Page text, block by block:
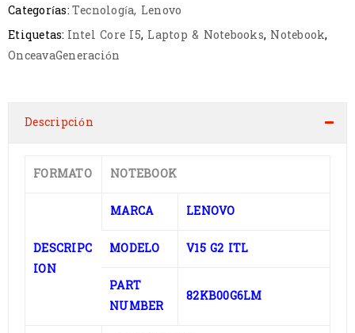
Categorías:Tecnología, Lenovo
Etiquetas: Intel Core I5, Laptop & Notebooks, Notebook,
OnceavaGeneración
Descripción
FORMATO NOTEBOOK
DESCRIPC
ION
MARCA
LENOVO
MODELO
V15 G2 ITL
PART
NUMBER
82KB00G6LM